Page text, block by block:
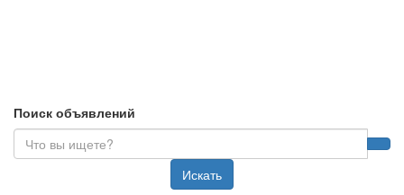
Поиск объявлений
Искать